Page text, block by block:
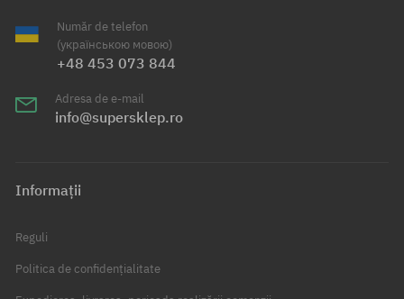
Număr de telefon
(українською мовою)
+48 453 073 844
Adresa de e-mail
info@supersklep.ro
Informații
Reguli
Politica de confidențialitate